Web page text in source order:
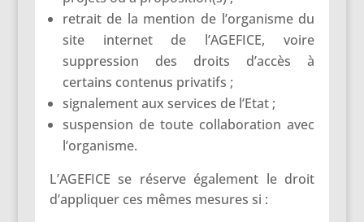
retrait de la mention de l’organisme du
site internet de l’AGEFICE, voire
suppression des droits d’accès à
certains contenus privatifs ;
signalement aux services de l’Etat ;
suspension de toute collaboration avec
l’organisme.
L’AGEFICE se réserve également le droit
d’appliquer ces mêmes mesures si :